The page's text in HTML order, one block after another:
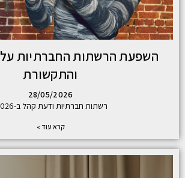
השפעת הרשתות החברתיות
והתקשורת
28/05/2026
רשתות חברתיות ודעת קהל ב-2026:
קרא עוד »